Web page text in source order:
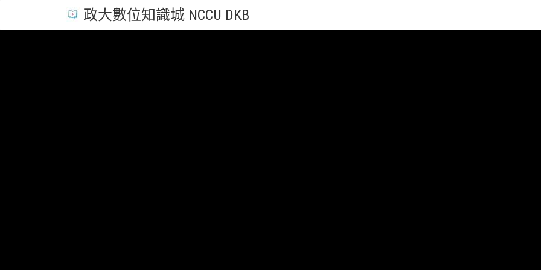
政大數位知識城 NCCU DKB